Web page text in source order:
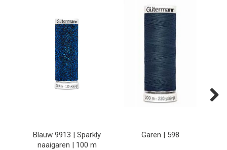
Blauw 9913 | Sparkly
naaigaren | 100 m
Garen | 598